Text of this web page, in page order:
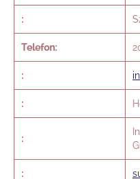
:
Telefon:
:
:
:
: